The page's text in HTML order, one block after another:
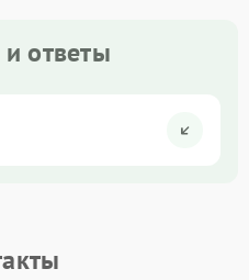
ответы